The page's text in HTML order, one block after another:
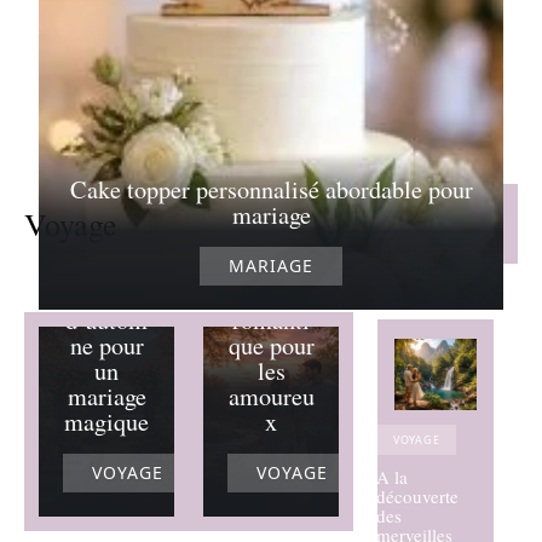
Cake topper personnalisé abordable pour
mariage
MARIAGE
21/07/2026
Voyage Lire la suite
Les
meilleur
es
destinati
d’autom
ne pour
un
mariage
magique
VOYAGE
Ballade
romanti
que pour
les
amoureu
x
VOYAGE
VOYAGE
A la
découverte
des
merveilles